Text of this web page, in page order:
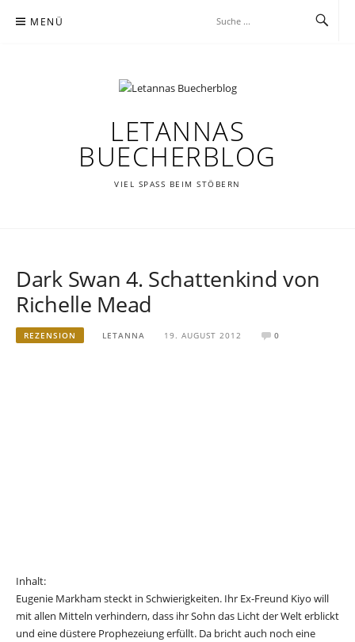
Inhalt MENÜ
LETANNAS
BUECHERBLOG
VIEL SPASS BEIM STÖBERN
Dark Swan 4. Schattenkind von
Richelle Mead
REZENSION LETANNA 19. AUGUST 2012 0
Inhalt:
Eugenie Markham steckt in Schwierigkeiten. Ihr Ex-Freund Kiyo will
mit allen Mitteln verhindern, dass ihr Sohn das Licht der Welt erblickt
und eine düstere Prophezeiung erfüllt. Da bricht auch noch eine